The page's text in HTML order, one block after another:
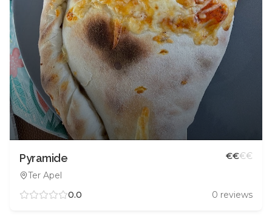
Pyramide
Ter Apel
€€€€
0.0 0 reviews